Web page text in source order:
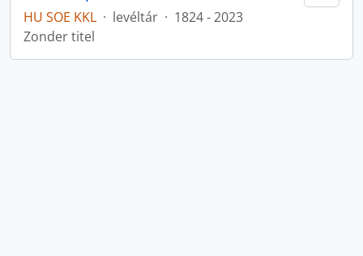
HU SOE KKL · levéltár · 1824 - 2023
Zonder titel